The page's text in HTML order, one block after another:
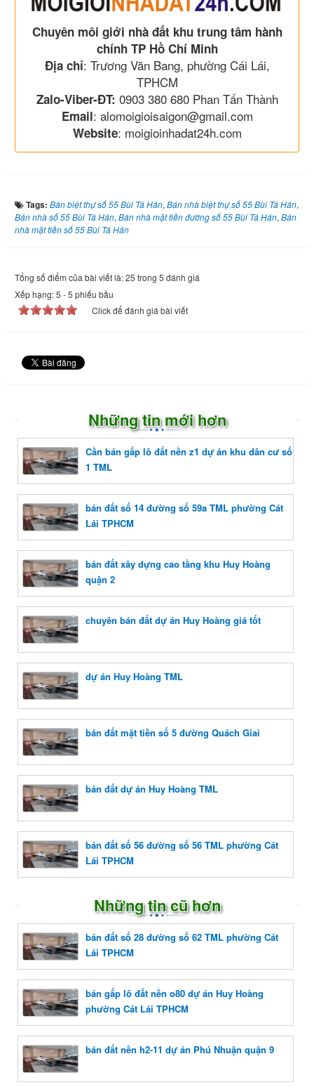
Chuyên môi giới nhà đất khu trung tâm hành
chính TP Hồ Chí Minh
Địa chỉ: Trương Văn Bang, phường Cái Lái,
TPHCM
Zalo-Viber-ĐT: 0903 380 680 Phan Tấn Thành
Email: alomoigioisaigon@gmail.com
Website: moigioinhadat24h.com
Tags: Bán biệt thự số 55 Bùi Tá Hán, Bán nhà biệt thự số 55 Bùi Tá Hán,
Bán nhà số 55 Bùi Tá Hán, Bán nhà mặt tiền đường số 55 Bùi Tá Hán, Bán
nhà mặt tiền số 55 Bùi Tá Hán
Tổng số điểm của bài viết là: 25 trong 5 đánh giá
Xếp hạng:5 -5 phiếu bầu
Click để đánh giá bài viết
Những tin mới hơn
Cần bán gấp lô đất nền z1 dự án khu dân cư số
1 TML
bán đất số 14 đường số 59a TML phường Cát
Lái TPHCM
bán đất xây dựng cao tầng khu Huy Hoàng
quận 2
chuyên bán đất dự án Huy Hoàng giá tốt
dự án Huy Hoàng TML
bán đất mặt tiền số 5 đường Quách Giai
bán đất dự án Huy Hoàng TML
bán đất số 56 đường số 56 TML phường Cát
Lái TPHCM
Những tin cũ hơn
bán đất số 28 đường số 62 TML phường Cát
Lái TPHCM
bán gấp lô đất nền o80 dự án Huy Hoàng
phường Cát Lái TPHCM
bán đất nền h2-11 dự án Phú Nhuận quận 9